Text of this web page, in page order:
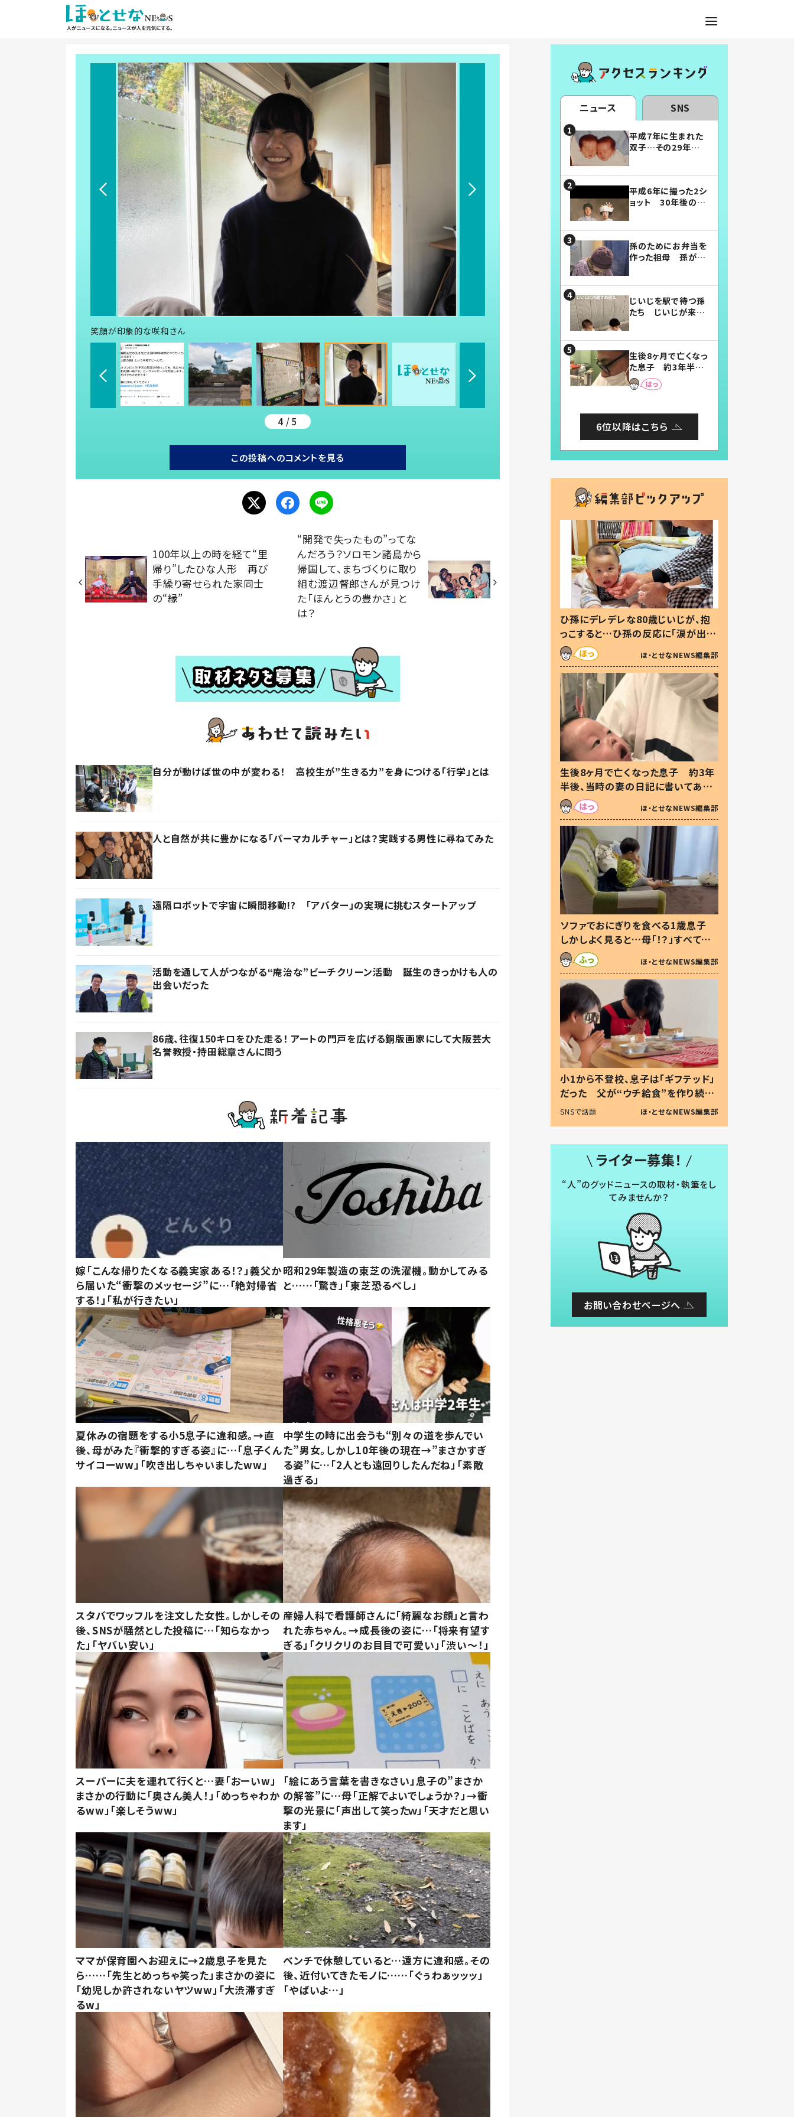
笑顔が印象的な咲和さん
4 / 5
この投稿へのコメントを見る
100年以上の時を経て“里
帰り”したひな人形 再び
手繰り寄せられた家同士
の“縁”
“開発で失ったもの”ってな
んだろう？ソロモン諸島から
帰国して、まちづくりに取り
組む渡辺督郎さんが見つけ
た「ほんとうの豊かさ」と
は？
自分が動けば世の中が変わる！ 高校生が”生きる力”を身につける「行学」とは
人と自然が共に豊かになる「パーマカルチャー」とは？実践する男性に尋ねてみた
遠隔ロボットで宇宙に瞬間移動!? 「アバター」の実現に挑むスタートアップ
活動を通して人がつながる“庵治な”ビーチクリーン活動 誕生のきっかけも人の
出会いだった
86歳、往復150キロをひた走る！ アートの門戸を広げる銅版画家にして大阪芸大
名誉教授・持田総章さんに問う
嫁「こんな帰りたくなる義実家ある！？」義父か
ら届いた“衝撃のメッセージ”に…「絶対帰省
する！」「私が行きたい」
昭和29年製造の東芝の洗濯機。動かしてみる
と……「驚き」「東芝恐るべし」
夏休みの宿題をする小5息子に違和感。→直
後、母がみた『衝撃的すぎる姿』に…「息子くん
サイコーww」「吹き出しちゃいましたww」
中学生の時に出会うも“別々の道を歩んでい
た”男女。しかし10年後の現在→”まさかすぎ
る姿”に…「2人とも遠回りしたんだね」「素敵
過ぎる」
スタバでワッフルを注文した女性。しかしその
後、SNSが騒然とした投稿に…「知らなかっ
た」「ヤバい安い」
産婦人科で看護師さんに「綺麗なお顔」と言わ
れた赤ちゃん。→成長後の姿に…「将来有望す
ぎる」「クリクリのお目目で可愛い」「渋い～！」
スーパーに夫を連れて行くと…妻「おーいw」
まさかの行動に「奥さん美人！」「めっちゃわか
るww」「楽しそうww」
「絵にあう言葉を書きなさい」息子の”まさか
の解答”に…母「正解でよいでしょうか？」→衝
撃の光景に「声出して笑ったｗ」「天才だと思い
ます」
ママが保育園へお迎えに→2歳息子を見た
ら……「先生とめっちゃ笑った」まさかの姿に
「幼児しか許されないヤツww」「大渋滞すぎ
るw」
ベンチで休憩していると…遠方に違和感。その
後、近付いてきたモノに……「ぐぅわぁッッッ」
「やばいよ…」
ニュース SNS
平成7年に生まれた
双子…その29年後
平成6年に撮った2シ
ョット 30年後の姿
孫のためにお弁当を
作った祖母 孫が絶
じいじを駅で待つ孫
たち じいじが来た
まらない」「幸せにな
れる」
生後8ヶ月で亡くなっ
た息子 約3年半
後、当時の妻の日記
に書いてあった本音
6位以降はこちら
ひ孫にデレデレな80歳じいじが、抱
っこすると…ひ孫の反応に「涙が出ま
した」「可愛くて仕方ない」
ほ・とせなNEWS編集部
生後8ヶ月で亡くなった息子 約3年
半後、当時の妻の日記に書いてあっ
た本音とは
ほ・とせなNEWS編集部
ソファでおにぎりを食べる1歳息子
しかしよく見ると…母「！？」すべてを
察した母の投稿に「可愛いから許
す！」「現行犯〜」
ほ・とせなNEWS編集部
小1から不登校、息子は「ギフテッド」
だった 父が“ウチ給食”を作り続け
る理由とは #令和の親 #令和の子
SNSで話題 ほ・とせなNEWS編集部
ライター募集！
“人”のグッドニュースの取材・執筆をし
てみませんか？
お問い合わせページへ